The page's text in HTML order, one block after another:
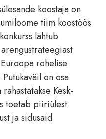
koostaja on
tiim koostöös
lähtub
rohelise
on osa
Kesk-
toetab piiriülest
ja sidusaid